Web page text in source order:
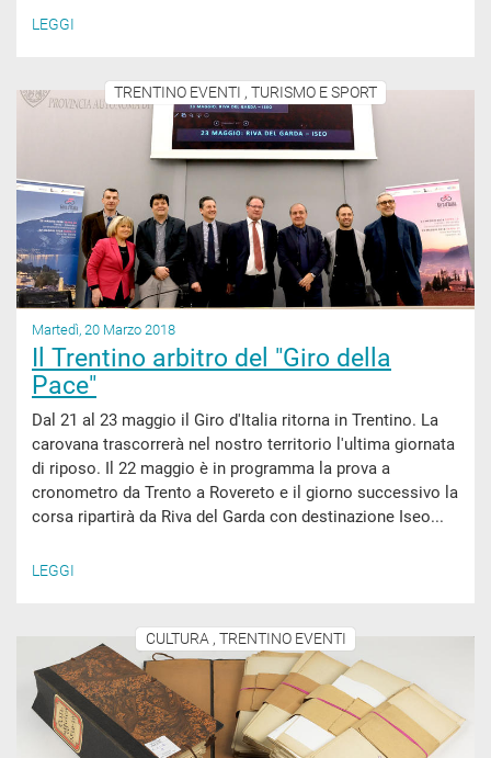
LEGGI
TRENTINO EVENTI , TURISMO E SPORT
Martedì, 20 Marzo 2018
Il Trentino arbitro del "Giro della
Pace"
Dal 21 al 23 maggio il Giro d'Italia ritorna in Trentino. La
carovana trascorrerà nel nostro territorio l'ultima giornata
di riposo. Il 22 maggio è in programma la prova a
cronometro da Trento a Rovereto e il giorno successivo la
corsa ripartirà da Riva del Garda con destinazione Iseo...
LEGGI
CULTURA , TRENTINO EVENTI